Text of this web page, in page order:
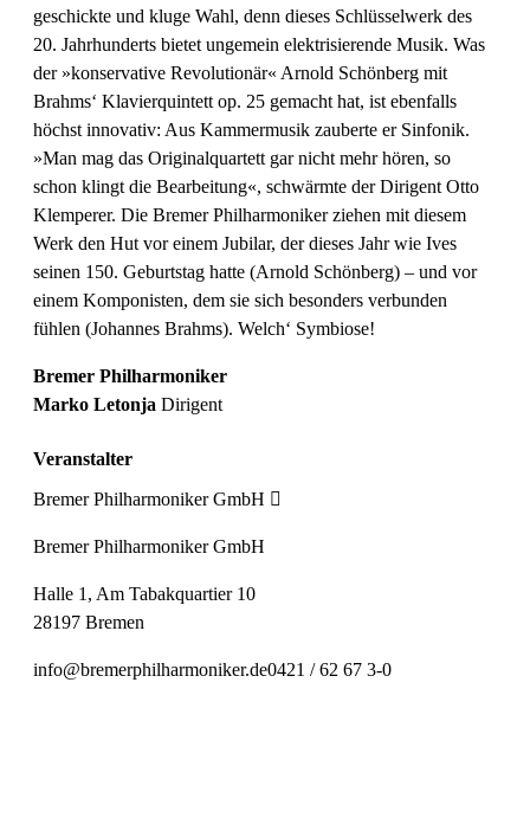
geschickte und kluge Wahl, denn dieses Schlüsselwerk des
20. Jahrhunderts bietet ungemein elektrisierende Musik. Was
der »konservative Revolutionär« Arnold Schönberg mit
Brahms‘ Klavierquintett op. 25 gemacht hat, ist ebenfalls
höchst innovativ: Aus Kammermusik zauberte er Sinfonik.
»Man mag das Originalquartett gar nicht mehr hören, so
schon klingt die Bearbeitung«, schwärmte der Dirigent Otto
Klemperer. Die Bremer Philharmoniker ziehen mit diesem
Werk den Hut vor einem Jubilar, der dieses Jahr wie Ives
seinen 150. Geburtstag hatte (Arnold Schönberg) – und vor
einem Komponisten, dem sie sich besonders verbunden
fühlen (Johannes Brahms). Welch‘ Symbiose!
Bremer Philharmoniker
Marko Letonja Dirigent
Veranstalter
Bremer Philharmoniker GmbH
Bremer Philharmoniker GmbH
Halle 1, Am Tabakquartier 10
28197 Bremen
info@bremerphilharmoniker.de0421 / 62 67 3-0